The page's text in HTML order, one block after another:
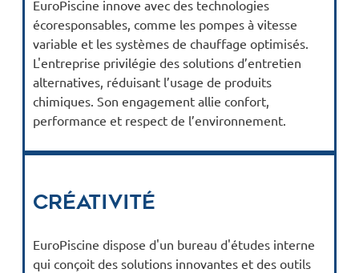
EuroPiscine innove avec des technologies
écoresponsables, comme les pompes à vitesse
variable et les systèmes de chauffage optimisés.
L'entreprise privilégie des solutions d’entretien
alternatives, réduisant l’usage de produits
chimiques. Son engagement allie confort,
performance et respect de l’environnement.
Créativité
EuroPiscine dispose d'un bureau d'études interne
qui conçoit des solutions innovantes et des outils